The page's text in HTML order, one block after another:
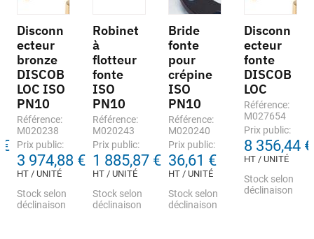
Disconn
ecteur
bronze
DISCOB
LOC ISO
PN10
Référence:
M020238
Prix public:
3 974,88 €
HT / UNITÉ
Stock selon
déclinaison
Robinet
à
flotteur
fonte
ISO
PN10
Référence:
M020243
Prix public:
1 885,87 €
HT / UNITÉ
Stock selon
déclinaison
Bride
fonte
pour
crépine
ISO
PN10
Référence:
M020240
Prix public:
36,61 €
HT / UNITÉ
Stock selon
déclinaison
Disconn
ecteur
fonte
DISCOB
LOC
Référence:
M027654
Prix public:
8 356,44 €
HT / UNITÉ
Stock selon
déclinaison